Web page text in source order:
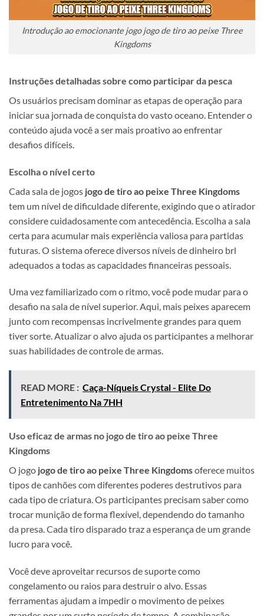
Introdução ao emocionante jogo jogo de tiro ao peixe Three
Kingdoms
Instruções detalhadas sobre como participar da pesca
Os usuários precisam dominar as etapas de operação para
iniciar sua jornada de conquista do vasto oceano. Entender o
conteúdo ajuda você a ser mais proativo ao enfrentar
desafios difíceis.
Escolha o nível certo
Cada sala de jogos jogo de tiro ao peixe Three Kingdoms
tem um nível de dificuldade diferente, exigindo que o atirador
considere cuidadosamente com antecedência. Escolha a sala
certa para acumular mais experiência valiosa para partidas
futuras. O sistema oferece diversos níveis de dinheiro brl
adequados a todas as capacidades financeiras pessoais.
Uma vez familiarizado com o ritmo, você pode mudar para o
desafio na sala de nível superior. Aqui, mais peixes aparecem
junto com recompensas incrivelmente grandes para quem
tiver sorte. Atualizar o alvo ajuda os participantes a melhorar
suas habilidades de controle de armas.
READ MORE : Caça-Níqueis Crystal - Elite Do
Entretenimento Na 7HH
Uso eficaz de armas no jogo de tiro ao peixe Three
Kingdoms
O jogo jogo de tiro ao peixe Three Kingdomsoferece muitos
tipos de canhões com diferentes poderes destrutivos para
cada tipo de criatura. Os participantes precisam saber como
trocar munição de forma flexível, dependendo do tamanho
da presa. Cada tiro disparado traz a esperança de um grande
lucro para você.
Você deve aproveitar recursos de suporte como
congelamento ou raios para destruir o alvo. Essas
ferramentas ajudam a impedir o movimento de peixes